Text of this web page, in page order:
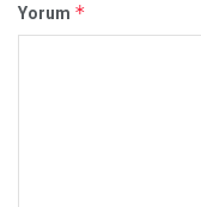
Yorum *